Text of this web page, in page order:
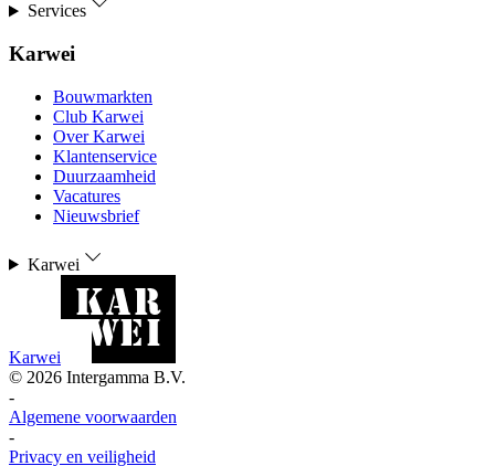
Services
Karwei
Bouwmarkten
Club Karwei
Over Karwei
Klantenservice
Duurzaamheid
Vacatures
Nieuwsbrief
Karwei
Karwei
© 2026 Intergamma B.V.
-
Algemene voorwaarden
-
Privacy en veiligheid